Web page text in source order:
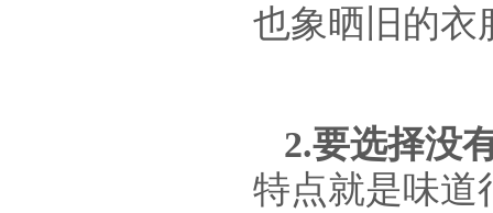
也象晒旧的衣
2.要选择没
特点就是味道